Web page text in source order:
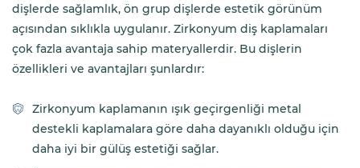
dişlerde sağlamlık, ön grup dişlerde estetik görünüm
açısından sıklıkla uygulanır. Zirkonyum diş kaplamaları
çok fazla avantaja sahip materyallerdir. Bu dişlerin
özellikleri ve avantajları şunlardır:
Zirkonyum kaplamanın ışık geçirgenliği metal
destekli kaplamalara göre daha dayanıklı olduğu için
daha iyi bir gülüş estetiği sağlar.